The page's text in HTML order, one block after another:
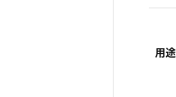
用途